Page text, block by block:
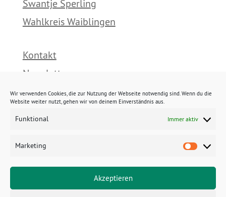
Wir verwenden Cookies, die zur Nutzung der Webseite notwendig sind. Wenn du die
Website weiter nutzt, gehen wir von deinem Einverständnis aus.
Funktional Immer aktiv
Marketing
Akzeptieren
Swantje Sperling
Wahlkreis Waiblingen
Kontakt
Newsletter
Presse
Impressum
Datenschutz
E-Mail: